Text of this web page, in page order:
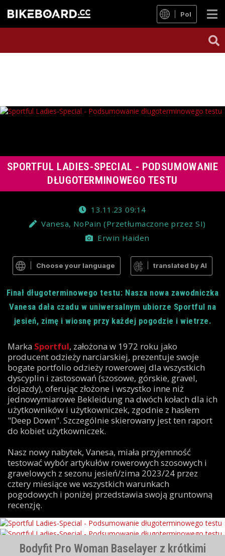
Pol
SPORTFUL LADIES-SPECIAL - PODSUMOWANIE
DŁUGOTERMINOWEGO TESTU
13.11.23 09:14
Vanesa, NoPain (Przetłumaczone przez SI)
Erwin Haiden
Choose your language translated by AI
Finał długoterminowego testu: Nasza nowa zawodniczka
Vanesa dała czadu w uniwersalnym ubiorze Sportful na
jesień, zimę i wiosnę przy każdej pogodzie i wietrze.
Marka Sportful, założona w 1972 roku jako
producent odzieży narciarskiej, prezentuje swoje
bogate portfolio odzieży rowerowej dla wszystkich
dyscyplin i zastosowań (szosowe, górskie, gravel,
dojazdy), oferując złożone i wszystko inne niż
jednowymiarowe Bekleidung na dwóch kołach dla ich
użytkowników i użytkowniczek, zgodnie z hasłem
"Deep Down". Szczególnie skierowany jest ten raport
do kobiet użytkowniczek.
Nasz nowy nabytek, Vanesa, miała przyjemność
testować wybór artykułów rowerowych szosowych i
gravelowych z sezonu jesień/zima 2023/24 przez
cztery miesiące we wszystkich warunkach
pogodowych i poniżej przedstawia swoją gruntowną
recenzję.
Bodyfit Pro Woman Baselayer z krótkimi